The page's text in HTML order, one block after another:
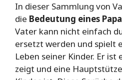
In dieser Sammlung von
die Bedeutung eines
Vater kann nicht einfach
ersetzt werden und spielt
Leben seiner Kinder. Er ist
zeigt und eine